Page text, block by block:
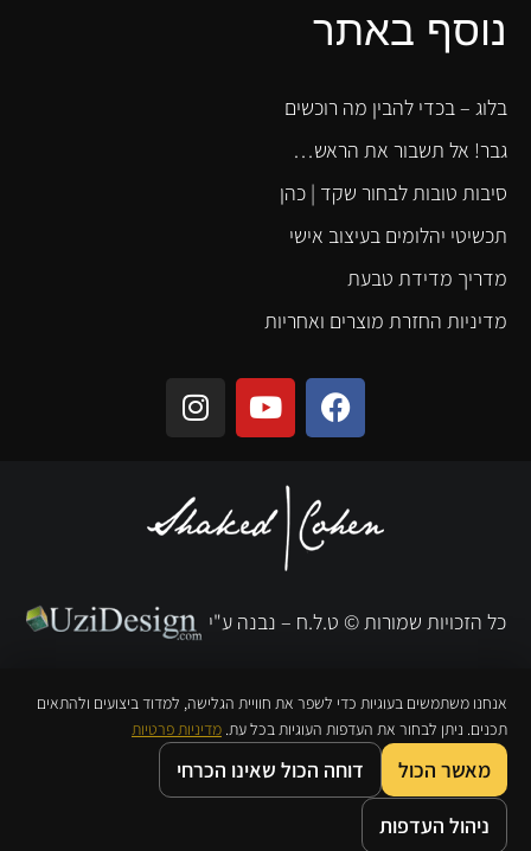
נוסף באתר
בלוג – בכדי להבין מה רוכשים
גבר! אל תשבור את הראש…
סיבות טובות לבחור שקד | כהן
תכשיטי יהלומים בעיצוב אישי
מדריך מדידת טבעת
מדיניות החזרת מוצרים ואחריות
כל הזכויות שמורות © ט.ל.ח – נבנה ע"י
אנחנו משתמשים בעוגיות כדי לשפר את חוויית הגלישה, למדוד ביצועים ולהתאים
תכנים. ניתן לבחור את העדפות העוגיות בכל עת. מדיניות פרטיות
מאשר הכול דוחה הכול שאינו הכרחי
ניהול העדפות